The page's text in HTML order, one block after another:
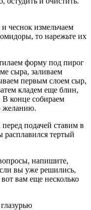
чеснок измельчаем
то нарежьте их
форму под пирог
сыра, заливаем
первым слоем сыр,
кладем еще блин,
В конце собираем
желанию.
подачей ставим в
расплавился тертый
напишите,
вы уже решились,
вам еще несколько